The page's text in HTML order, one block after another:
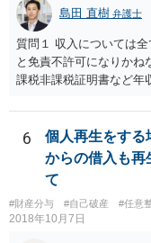
島田 直樹 弁護士
質問１ 収入については
と免責不許可になりかね
課税非課税証明書など年
組入不要）が認められる
偽の申告をすると免責
6
個人再生をする
からの借入も再
て
#財産分与 #自己破産 #任意
2018年10月7日